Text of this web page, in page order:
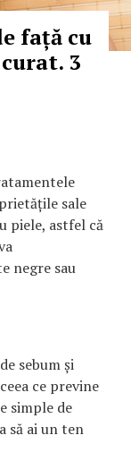
față cu
3
sale
piele, astfel că
negre sau
sebum și
ce previne
simple de
să ai un ten